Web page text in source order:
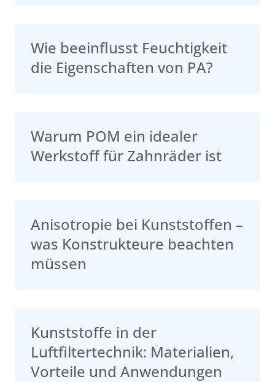
Wie beeinflusst Feuchtigkeit
die Eigenschaften von PA?
Warum POM ein idealer
Werkstoff für Zahnräder ist
Anisotropie bei Kunststoffen –
was Konstrukteure beachten
müssen
Kunststoffe in der
Luftfiltertechnik: Materialien,
Vorteile und Anwendungen